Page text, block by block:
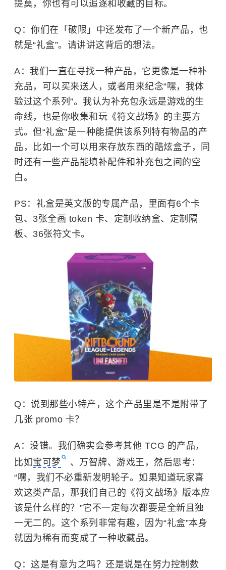
提莫，你也有可以追逐和收藏的目标。
Q：你们在「破限」中还发布了一个新产品，也
就是“礼盒”。请讲讲这背后的想法。
A：我们一直在寻找一种产品，它更像是一种补
充品，可以买来送人，或者用来纪念“嘿，我体
验过这个系列”。我认为补充包永远是游戏的生
命线，也是你收集和玩《符文战场》的主要方
式。但“礼盒”是一种能提供该系列特有物品的产
品，比如一个可以用来存放东西的酷炫盒子，同
时还有一些产品能填补配件和补充包之间的空
白。
PS：礼盒是英文版的专属产品，里面有6个卡
包、3张全画 token 卡、定制收纳盒、定制隔
板、36张符文卡。
Q：说到那些小特产，这个产品里是不是附带了
几张 promo 卡？
A：没错。我们确实会参考其他 TCG 的产品，
比如宝可梦
、万智牌、游戏王，然后思考：
“嘿，我们不必重新发明轮子。如果知道玩家喜
欢这类产品，那我们自己的《符文战场》版本应
该是什么样的？”它不一定每次都要是全新且独
一无二的。这个系列非常有趣，因为“礼盒”本身
就因为稀有而变成了一种收藏品。
Q：这是有意为之吗？还是说是在努力控制数